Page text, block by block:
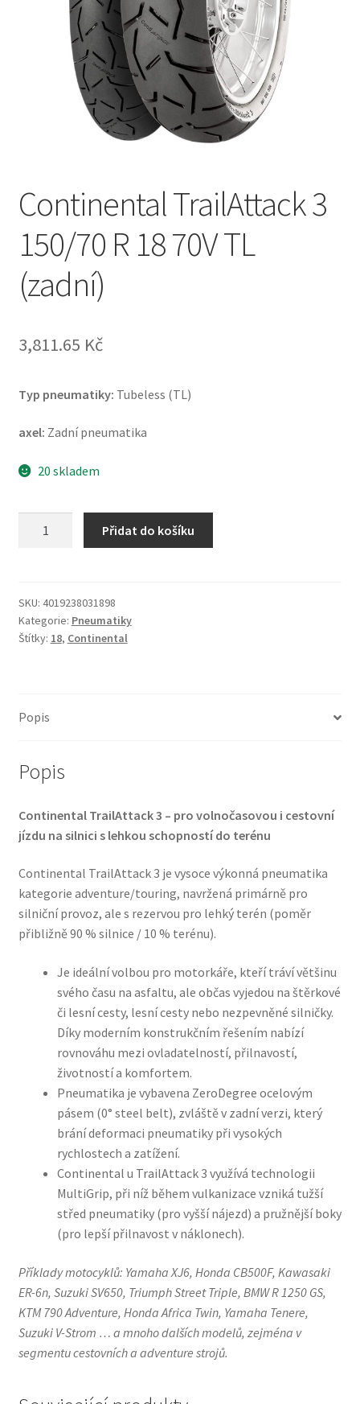
Continental TrailAttack 3
150/70 R 18 70V TL
(zadní)
3,811.65 Kč
Typ pneumatiky: Tubeless (TL)
axel: Zadní pneumatika
20 skladem
R
18
70V
Přidat do košíku
SKU: 4019238031898
Kategorie: Pneumatiky
Štítky: 18, Continental
Popis
Popis
Continental TrailAttack 3 – pro volnočasovou i cestovní
jízdu na silnici s lehkou schopností do terénu
Continental TrailAttack 3 je vysoce výkonná pneumatika
kategorie adventure/touring, navržená primárně pro
silniční provoz, ale s rezervou pro lehký terén (poměr
přibližně 90 % silnice / 10 % terénu).
Je ideální volbou pro motorkáře, kteří tráví většinu
svého času na asfaltu, ale občas vyjedou na štěrkové
či lesní cesty, lesní cesty nebo nezpevněné silničky.
Díky moderním konstrukčním řešením nabízí
rovnováhu mezi ovladatelností, přilnavostí,
životností a komfortem.
Pneumatika je vybavena ZeroDegree ocelovým
pásem (0° steel belt), zvláště v zadní verzi, který
brání deformaci pneumatiky při vysokých
rychlostech a zatížení.
Continental u TrailAttack 3 využívá technologii
MultiGrip, při níž během vulkanizace vzniká tužší
střed pneumatiky (pro vyšší nájezd) a pružnější boky
(pro lepší přilnavost v náklonech).
Příklady motocyklů: Yamaha XJ6, Honda CB500F, Kawasaki
ER-6n, Suzuki SV650, Triumph Street Triple, BMW R 1250 GS,
KTM 790 Adventure, Honda Africa Twin, Yamaha Tenere,
Suzuki V-Strom … a mnoho dalších modelů, zejména v
segmentu cestovních a adventure strojů.